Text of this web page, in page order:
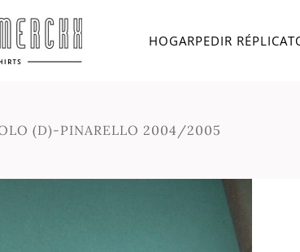
HOGARPEDIR RÉPLICA
(D)-PINARELLO 2004/2005